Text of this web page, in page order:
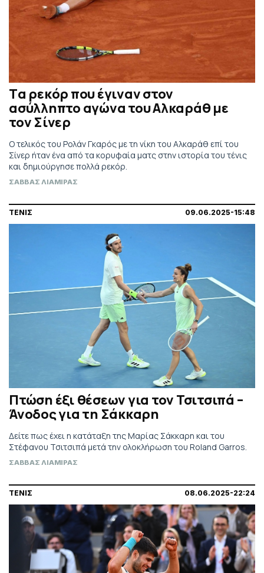
Tα ρεκόρ που έγιναν στον
ασύλληπτο αγώνα του Αλκαράθ με
τον Σίνερ
Ο τελικός του Ρολάν Γκαρός με τη νίκη του Αλκαράθ επί του
Σίνερ ήταν ένα από τα κορυφαία ματς στην ιστορία του τένις
και δημιούργησε πολλά ρεκόρ.
ΣΑΒΒΑΣ ΛΙΑΜΙΡΑΣ
ΤΕΝΙΣ 09.06.2025-15:48
Πτώση έξι θέσεων για τον Τσιτσιπά –
Άνοδος για τη Σάκκαρη
Δείτε πως έχει η κατάταξη της Μαρίας Σάκκαρη και του
Στέφανου Τσιτσιπά μετά την ολοκλήρωση του Roland Garros.
ΣΑΒΒΑΣ ΛΙΑΜΙΡΑΣ
ΤΕΝΙΣ 08.06.2025-22:24